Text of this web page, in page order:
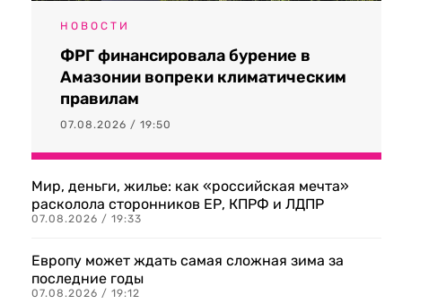
НОВОСТИ
ФРГ финансировала бурение в
Амазонии вопреки климатическим
правилам
07.08.2026 / 19:50
Мир, деньги, жилье: как «российская мечта»
расколола сторонников ЕР, КПРФ и ЛДПР
07.08.2026 / 19:33
Европу может ждать самая сложная зима за
последние годы
07.08.2026 / 19:12